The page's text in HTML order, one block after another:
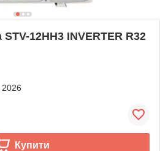
12HH3 INVERTER R32
2026
Купити